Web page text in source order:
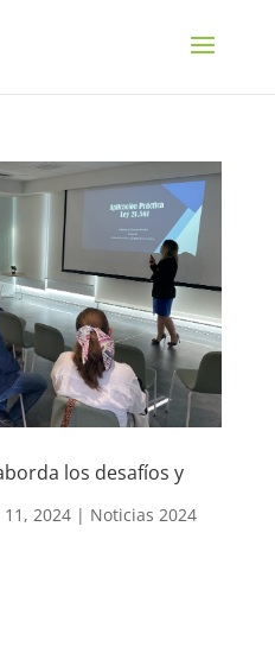
los desafíos y
11, 2024| Noticias 2024